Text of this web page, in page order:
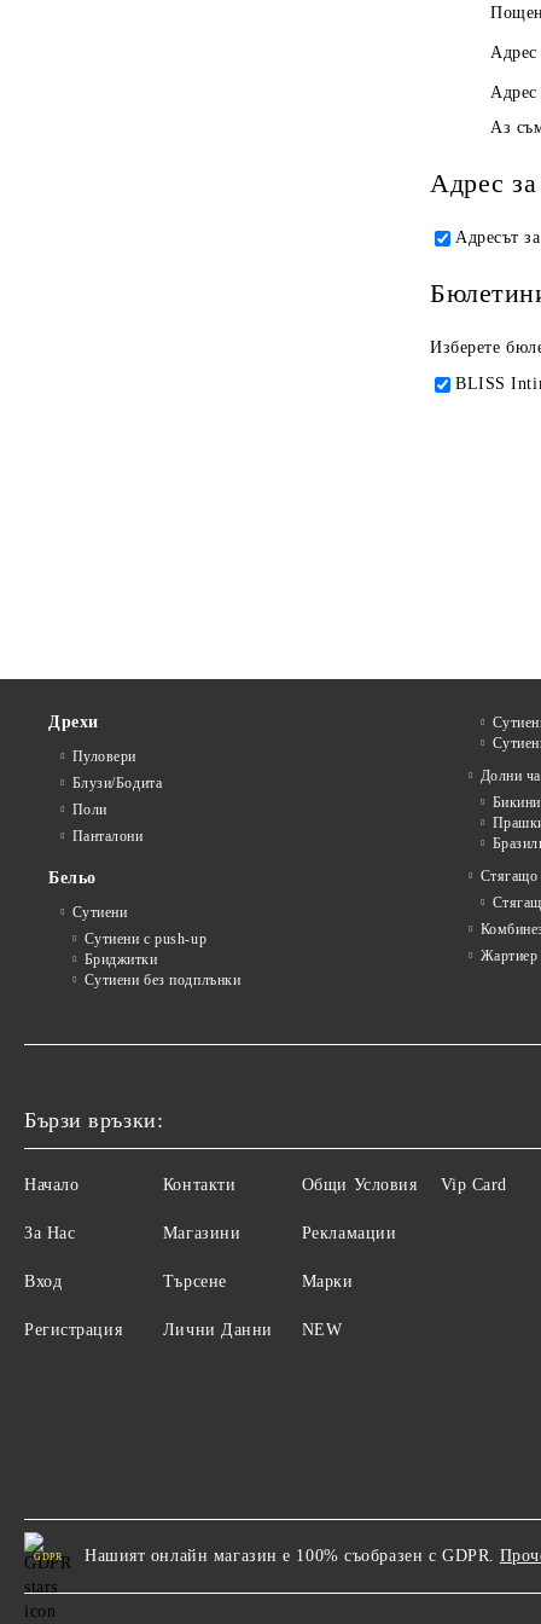
Адрес
Аз
Адрес за
Адресът
Изберете
BLISS
Дрехи
Пуловери
Блузи/Бодита
Поли
Панталони
Бельо
Сутиени
Сутиени с push-up
Бриджитки
Сутиени без подплънки
Долни
Бикини
Стягащо
Жартиер
Бързи връзки:
Начало
За Нас
Вход
Регистрация
Контакти
Магазини
Търсене
Лични Данни
Общи Условия
Рекламации
Марки
NEW
Vip Card
GDPR Нашият онлайн магазин е 100% съобразен с GDPR.